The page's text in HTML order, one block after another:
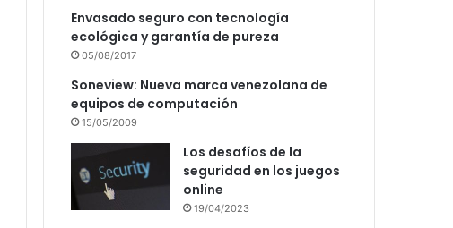
Envasado seguro con tecnología
ecológica y garantía de pureza
05/08/2017
Soneview: Nueva marca venezolana de
equipos de computación
15/05/2009
Los desafíos de la
seguridad en los juegos
online
19/04/2023